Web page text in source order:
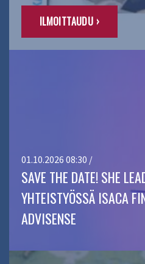
ILMOITTAUDU ›
01.10.2026 08:30 /
SAVE THE DATE! SHE
YHTEISTYÖSSÄ ISACA
ADVISENSE